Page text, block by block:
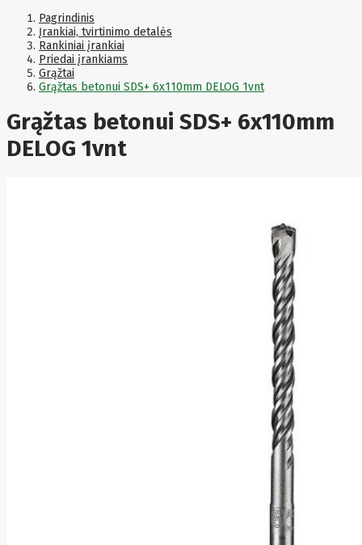
Apc
Apollo
Apple
Aqara
Arctic
Armac
ASM
Asrock
Assmann
Pagrindinis
Įrankiai, tvirtinimo detalės
Rankiniai įrankiai
Priedai įrankiams
Grąžtai
Grąžtas betonui SDS+ 6x110mm DELOG 1vnt
Grąžtas betonui SDS+ 6x110mm
DELOG 1vnt